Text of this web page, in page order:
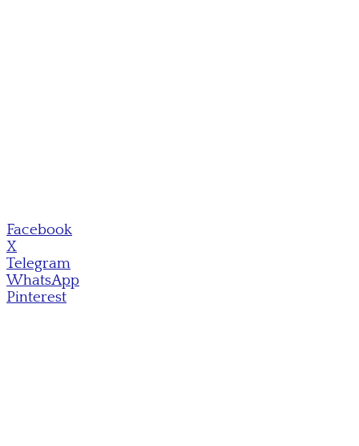
Facebook
X
Telegram
WhatsApp
Pinterest